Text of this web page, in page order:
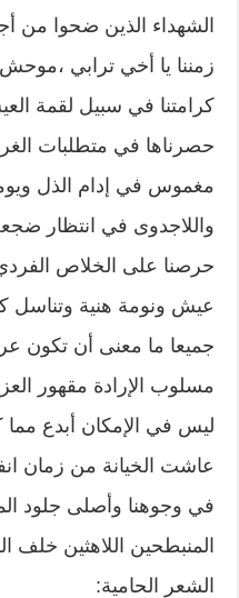
الشهداء الذين ضحوا من
زمننا يا أخي ترابي ،موحش
كرامتنا في سبيل لقمة
حصرناها في متطلبات
مغموس في إدام الذل
واللاجدوى في انتظار
حرصنا على الخلاص
عيش ونومة هنية وتناسل
جميعا ما معنى أن تكون
مسلوب الإرادة مقهور
ليس في الإمكان أبدع
عاشت الخيانة من زمان
في وجوهنا وأصلى جلود
المنبطحين اللاهثين خلف
الشعر الحامية: